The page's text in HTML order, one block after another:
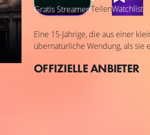
Gratis StreamenTeilenWatchlist
Eine 15-Jährige, die aus einer
übernatürliche Wendung, als
OFFIZIELLE ANBIETER